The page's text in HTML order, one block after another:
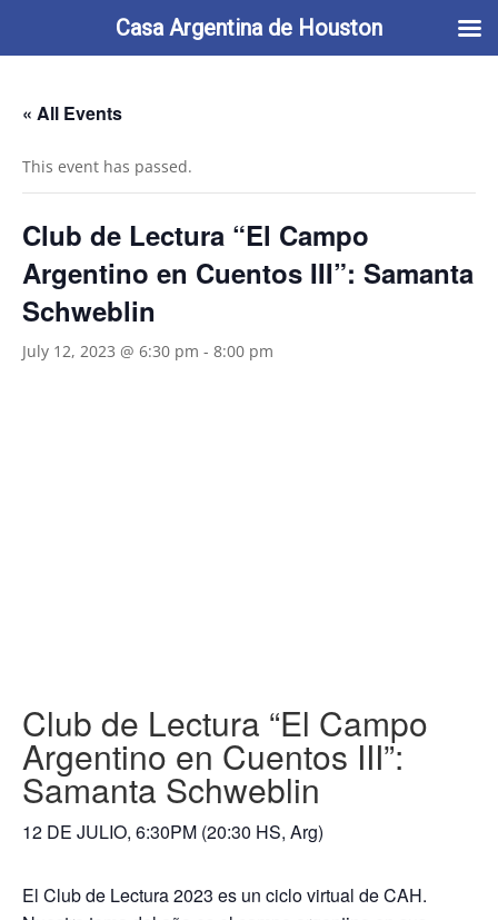
713-622-2212 info@casaargentina.org
« All Events
This event has passed.
Club de Lectura “El Campo
Argentino en Cuentos III”: Samanta
Schweblin
July 12, 2023 @ 6:30 pm - 8:00 pm
Club de Lectura “El Campo
Argentino en Cuentos III”:
Samanta Schweblin
12 DE JULIO, 6:30PM (20:30 HS, Arg)
El Club de Lectura 2023 es un ciclo virtual de CAH.
Casa Argentina de Houston